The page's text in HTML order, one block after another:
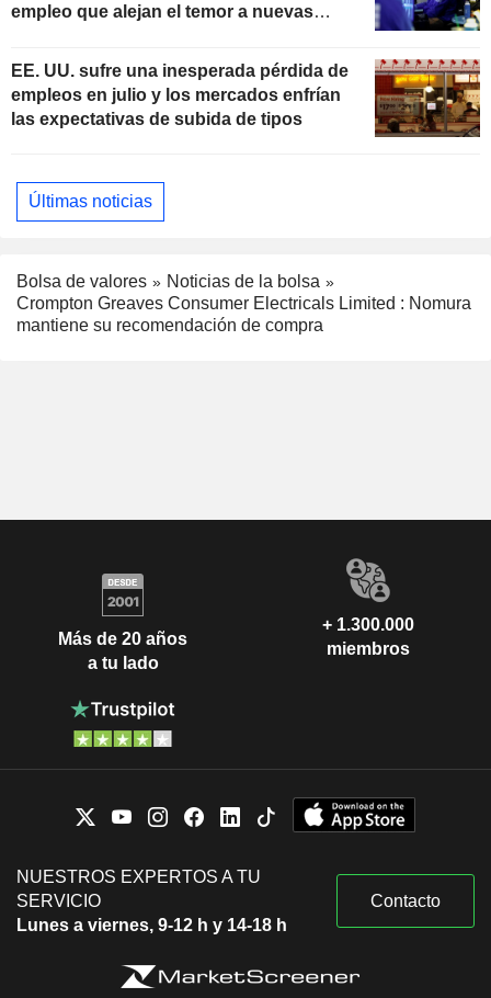
empleo que alejan el temor a nuevas
EE. UU. sufre una inesperada pérdida de
empleos en julio y los mercados enfrían
las expectativas de subida de tipos
Últimas noticias
Bolsa de valores
Noticias de la bolsa
Crompton Greaves Consumer Electricals Limited : Nomura
mantiene su recomendación de compra
Más de 20 años
a tu lado
+ 1.300.000
miembros
NUESTROS EXPERTOS A TU
SERVICIO
Lunes a viernes, 9-12 h y 14-18 h
Contacto